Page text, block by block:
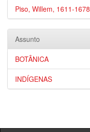
Piso, Willem, 1611-1678
Assunto
BOTÂNICA
INDÍGENAS